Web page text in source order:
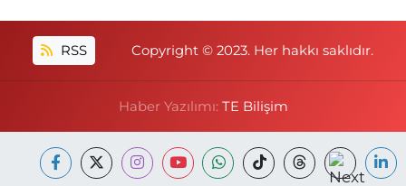
RSS Copyright © 2023. Her hakkı saklıdır.
Haber Yazılımı: TE Bilişim